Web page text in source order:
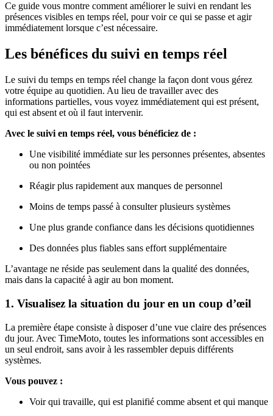
Ce guide vous montre comment améliorer le suivi en rendant les
présences visibles en temps réel, pour voir ce qui se passe et agir
immédiatement lorsque c’est nécessaire.
Les bénéfices du suivi en temps réel
Le suivi du temps en temps réel change la façon dont vous gérez
votre équipe au quotidien. Au lieu de travailler avec des
informations partielles, vous voyez immédiatement qui est présent,
qui est absent et où il faut intervenir.
Avec le suivi en temps réel, vous bénéficiez de :
Une visibilité immédiate sur les personnes présentes, absentes
ou non pointées
Réagir plus rapidement aux manques de personnel
Moins de temps passé à consulter plusieurs systèmes
Une plus grande confiance dans les décisions quotidiennes
Des données plus fiables sans effort supplémentaire
L’avantage ne réside pas seulement dans la qualité des données,
mais dans la capacité à agir au bon moment.
1. Visualisez la situation du jour en un coup d’œil
La première étape consiste à disposer d’une vue claire des présences
du jour. Avec TimeMoto, toutes les informations sont accessibles en
un seul endroit, sans avoir à les rassembler depuis différents
systèmes.
Vous pouvez :
Voir qui travaille, qui est planifié comme absent et qui manque